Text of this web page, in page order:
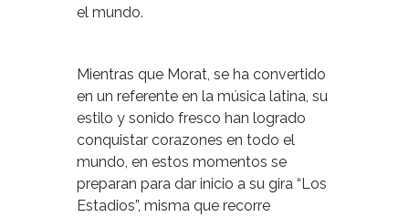
el mundo.
Mientras que Morat, se ha convertido
en un referente en la música latina, su
estilo y sonido fresco han logrado
conquistar corazones en todo el
mundo, en estos momentos se
preparan para dar inicio a su gira “Los
Estadios”, misma que recorre